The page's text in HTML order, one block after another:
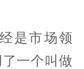
是市场领
一个叫做